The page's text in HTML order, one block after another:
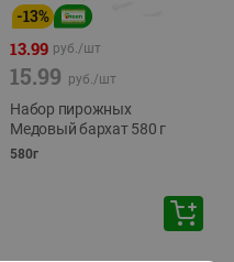
-13%
13.99 руб./шт
15.99 руб./шт
Набор пирожных
Медовый бархат 580 г
580г